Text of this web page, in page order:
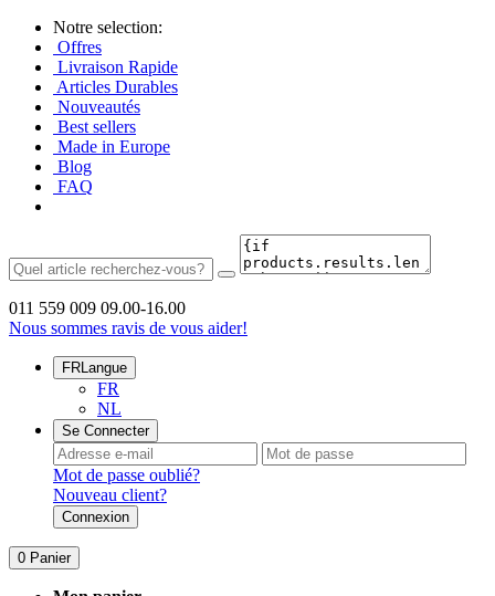
Notre selection:
Offres
Livraison Rapide
Articles Durables
Nouveautés
Best sellers
Made in Europe
Blog
FAQ
011 559 009 09.00-16.00
Nous sommes ravis de vous aider!
FRLangue
FR
NL
Se Connecter
Mot de passe oublié?
Nouveau client?
Connexion
0 Panier